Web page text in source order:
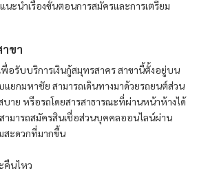
ะนำเรื่องขั้นตอนการสมัครและการเตรียม
าขา
พื่อรับบริการเงินกู้สมุทรสาคร สาขานี้ตั้งอยู่บน
แยกมหาชัย สามารถเดินทางมาด้วยรถยนต์ส่วน
าย หรือรถโดยสารสาธารณะที่ผ่านหน้าห้างได้
ามารถสมัครสินเชื่อส่วนบุคคลออนไลน์ผ่าน
สะดวกที่มากขึ้น
คืนไหว